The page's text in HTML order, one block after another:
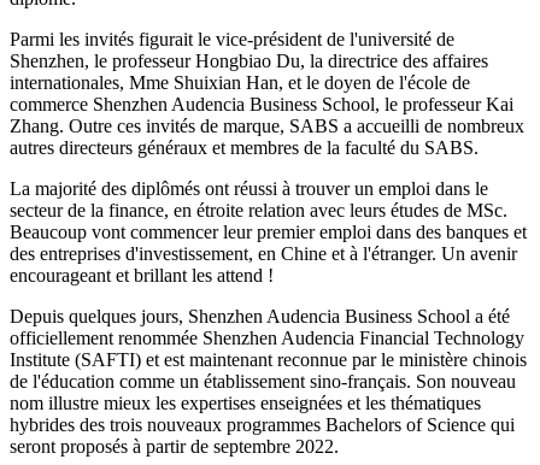
Parmi les invités figurait le vice-président de l'université de
Shenzhen, le professeur Hongbiao Du, la directrice des affaires
internationales, Mme Shuixian Han, et le doyen de l'école de
commerce Shenzhen Audencia Business School, le professeur Kai
Zhang. Outre ces invités de marque, SABS a accueilli de nombreux
autres directeurs généraux et membres de la faculté du SABS.
La majorité des diplômés ont réussi à trouver un emploi dans le
secteur de la finance, en étroite relation avec leurs études de MSc.
Beaucoup vont commencer leur premier emploi dans des banques et
des entreprises d'investissement, en Chine et à l'étranger. Un avenir
encourageant et brillant les attend !
Depuis quelques jours, Shenzhen Audencia Business School a été
officiellement renommée Shenzhen Audencia Financial Technology
Institute (SAFTI) et est maintenant reconnue par le ministère chinois
de l'éducation comme un établissement sino-français. Son nouveau
nom illustre mieux les expertises enseignées et les thématiques
hybrides des trois nouveaux programmes Bachelors of Science qui
seront proposés à partir de septembre 2022.